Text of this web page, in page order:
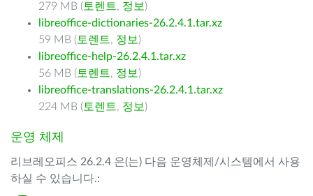
279 MB ( 토렌트, 정보 )
libreoffice-dictionaries-26.2.4.1.tar.xz
59 MB ( 토렌트, 정보 )
libreoffice-help-26.2.4.1.tar.xz
56 MB ( 토렌트, 정보 )
libreoffice-translations-26.2.4.1.tar.xz
224 MB ( 토렌트, 정보 )
운영 체제
리브레오피스 26.2.4 은(는) 다음 운영체제/시스템에서 사용
하실 수 있습니다.: